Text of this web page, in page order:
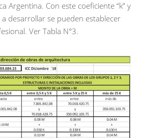
Argentina. Con este coeficiente “k” y
desarrollar se pueden establecer
Ver Tabla N°3.